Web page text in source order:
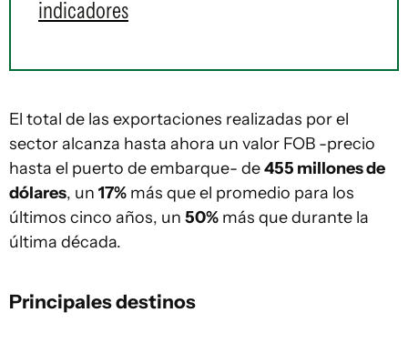
indicadores
El total de las exportaciones realizadas por el
sector alcanza hasta ahora un valor FOB -precio
hasta el puerto de embarque- de455 millones de
dólares, un 17% más que el promedio para los
últimos cinco años, un 50% más que durante la
última década.
Principales destinos